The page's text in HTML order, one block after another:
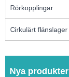
Rörkopplingar
Cirkulärt flänslager
Nya produkter